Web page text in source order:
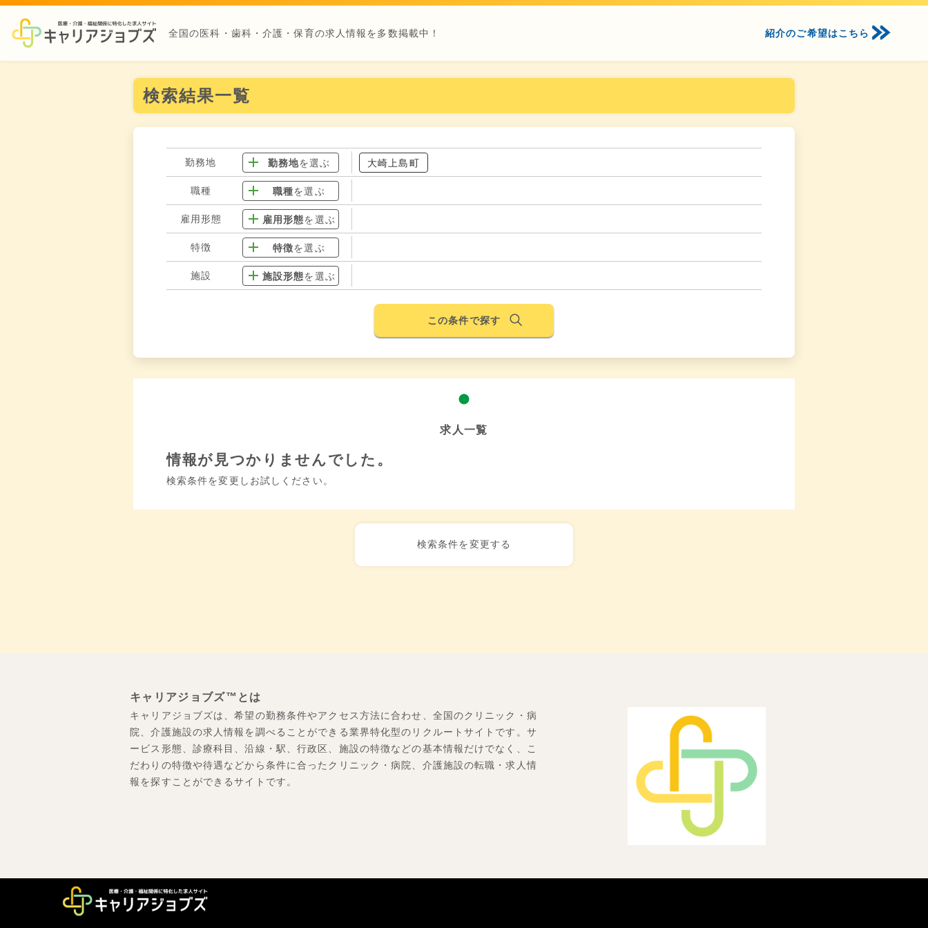
全国の医科・歯科・介護・保育の求人情報を多数掲載中！ 紹介のご希望はこちら
検索結果一覧
勤務地 勤務地を選ぶ 大崎上島町
職種 職種を選ぶ
雇用形態 雇用形態を選ぶ
特徴 特徴を選ぶ
施設 施設形態を選ぶ
この条件で探す
求人一覧
情報が見つかりませんでした。
検索条件を変更しお試しください。
検索条件を変更する
キャリアジョブズ™とは
キャリアジョブズは、希望の勤務条件やアクセス方法に合わせ、全国のクリニック・病
院、介護施設の求人情報を調べることができる業界特化型のリクルートサイトです。サ
ービス形態、診療科目、沿線・駅、行政区、施設の特徴などの基本情報だけでなく、こ
だわりの特徴や待遇などから条件に合ったクリニック・病院、介護施設の転職・求人情
報を探すことができるサイトです。